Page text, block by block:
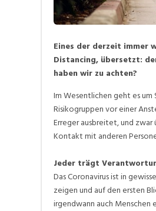
Eines der derzeit immer
Distancing, übersetzt:
haben wir zu achten?
Im Wesentlichen geht es um
Risikogruppen vor einer
Erreger ausbreitet, und
Kontakt mit anderen
Jeder trägt
Das Coronavirus ist in
zeigen und auf den ersten
irgendwann auch